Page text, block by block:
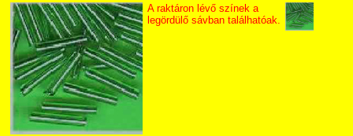
A raktáron lévő színek a
legördülő sávban találhatóak.